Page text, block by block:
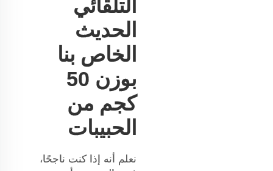
التلقائي
الحديث
الخاص بنا
بوزن 50
كجم من
الحبيبات
نعلم أنه إذا كنت ناجحًا،